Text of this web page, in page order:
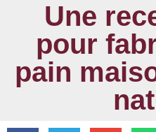
Une
pour
pain